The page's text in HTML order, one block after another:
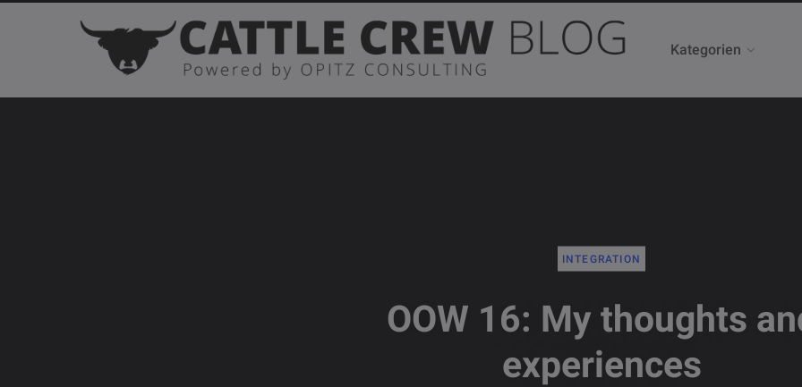
Kategorien
INTEGRATION
OOW 16: My thoughts
experiences